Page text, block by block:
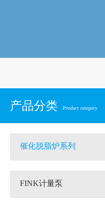
产品分类 Product category
催化脱脂炉系列
FINK计量泵